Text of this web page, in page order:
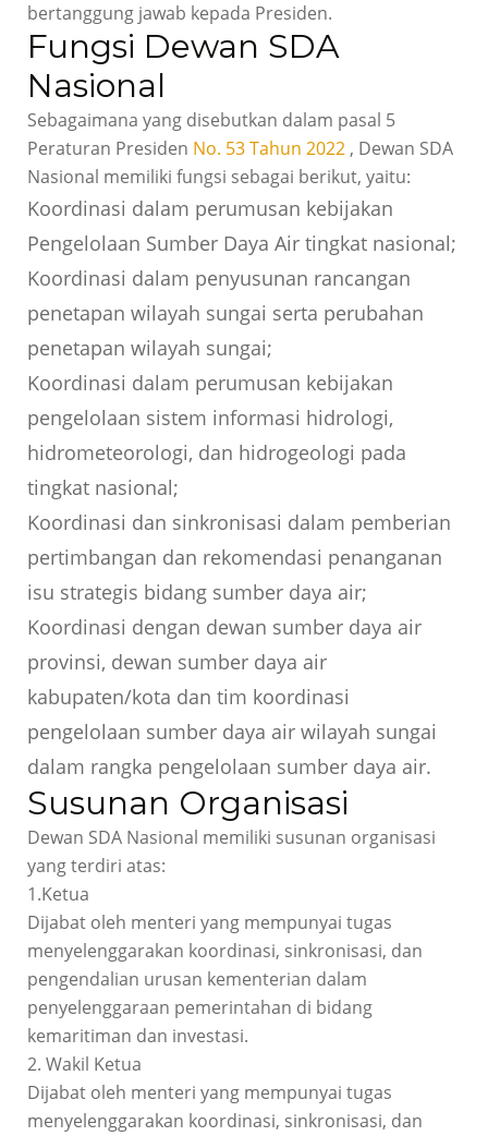
bertanggung jawab kepada Presiden.
Fungsi Dewan SDA
Nasional
Sebagaimana yang disebutkan dalam pasal 5
Peraturan Presiden No. 53 Tahun 2022, Dewan SDA
Nasional memiliki fungsi sebagai berikut, yaitu:
Koordinasi dalam perumusan kebijakan
Pengelolaan Sumber Daya Air tingkat nasional;
Koordinasi dalam penyusunan rancangan
penetapan wilayah sungai serta perubahan
penetapan wilayah sungai;
Koordinasi dalam perumusan kebijakan
pengelolaan sistem informasi hidrologi,
hidrometeorologi, dan hidrogeologi pada
tingkat nasional;
Koordinasi dan sinkronisasi dalam pemberian
pertimbangan dan rekomendasi penanganan
isu strategis bidang sumber daya air;
Koordinasi dengan dewan sumber daya air
provinsi, dewan sumber daya air
kabupaten/kota dan tim koordinasi
pengelolaan sumber daya air wilayah sungai
dalam rangka pengelolaan sumber daya air.
Susunan Organisasi
Dewan SDA Nasional memiliki susunan organisasi
yang terdiri atas:
1.Ketua
Dijabat oleh menteri yang mempunyai tugas
menyelenggarakan koordinasi, sinkronisasi, dan
pengendalian urusan kementerian dalam
penyelenggaraan pemerintahan di bidang
kemaritiman dan investasi.
2. Wakil Ketua
Dijabat oleh menteri yang mempunyai tugas
menyelenggarakan koordinasi, sinkronisasi, dan